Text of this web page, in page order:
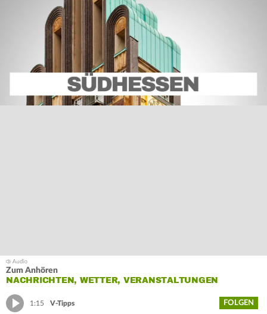
Zum Anhören
NACHRICHTEN, WETTER, VERANSTALTUNGEN
1:15 V-Tipps FOLGEN